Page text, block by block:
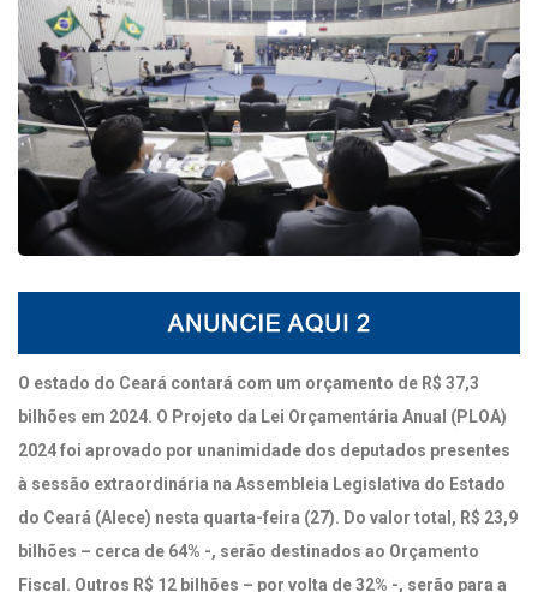
O estado do Ceará contará com um orçamento de R$ 37,3
bilhões em 2024. O Projeto da Lei Orçamentária Anual (PLOA)
2024 foi aprovado por unanimidade dos deputados presentes
à sessão extraordinária na Assembleia Legislativa do Estado
do Ceará (Alece) nesta quarta-feira (27). Do valor total, R$ 23,9
bilhões – cerca de 64% -, serão destinados ao Orçamento
Fiscal. Outros R$ 12 bilhões – por volta de 32% -, serão para a